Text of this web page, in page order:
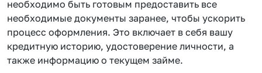
необходимо быть готовым предоставить все
необходимые документы заранее, чтобы ускорить
процесс оформления. Это включает в себя вашу
кредитную историю, удостоверение личности, а
также информацию о текущем займе.